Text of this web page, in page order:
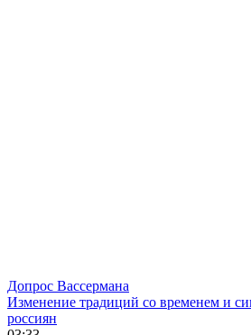
Допрос Вассермана
Изменение традиций со временем и
россиян